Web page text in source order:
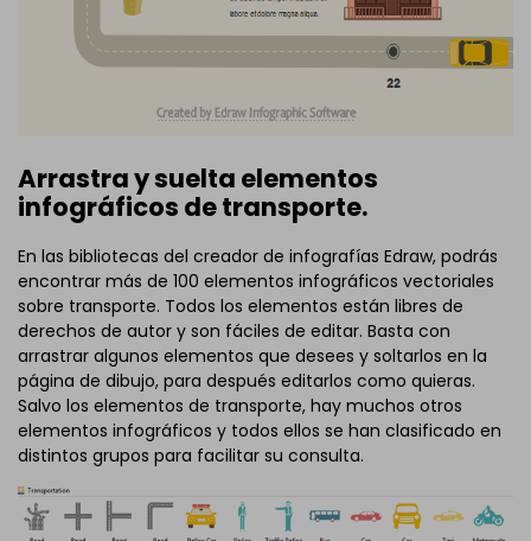
Arrastra y suelta elementos
infográficos de transporte.
En las bibliotecas del creador de infografías Edraw, podrás
encontrar más de 100 elementos infográficos vectoriales
sobre transporte. Todos los elementos están libres de
derechos de autor y son fáciles de editar. Basta con
arrastrar algunos elementos que desees y soltarlos en la
página de dibujo, para después editarlos como quieras.
Salvo los elementos de transporte, hay muchos otros
elementos infográficos y todos ellos se han clasificado en
distintos grupos para facilitar su consulta.